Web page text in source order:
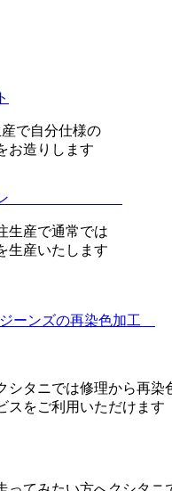
で自分仕様の
お造りします
ィション
生産で通常では
生産いたします
ーンズの再染色加工
シタニでは修理から再染
スをご利用いただけます